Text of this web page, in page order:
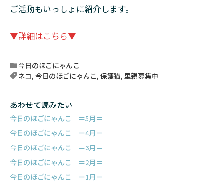
ご活動もいっしょに紹介します。
▼詳細はこちら▼
今日のほごにゃんこ
ネコ, 今日のほごにゃんこ, 保護猫, 里親募集中
あわせて読みたい
今日のほごにゃんこ ＝5月＝
今日のほごにゃんこ ＝4月＝
今日のほごにゃんこ ＝3月＝
今日のほごにゃんこ ＝2月＝
今日のほごにゃんこ ＝1月＝